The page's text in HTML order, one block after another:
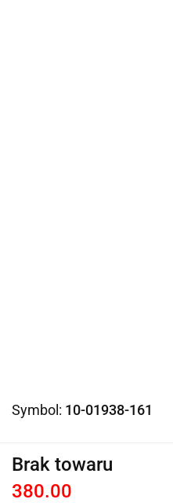
Symbol: 10-01938-161
Brak towaru
380.00